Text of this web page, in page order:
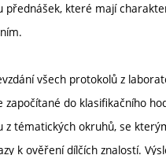
které mají
všech protokolů z
do klasifikačního
tématických okruhů, se
k ověření dílčích znalostí.